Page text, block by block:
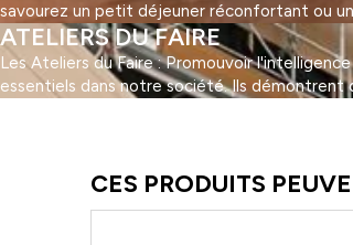
savourez un petit déjeuner réconfortant ou
ATELIERS DU FAIRE
Les Ateliers du Faire : Promouvoir
essentiels dans notre société. Ils démontrent
CES PRODUITS